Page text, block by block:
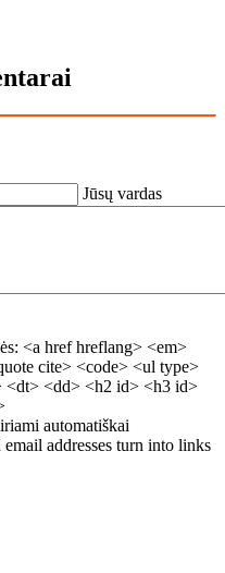
Jūsų vardas
<a href hreflang> <em>
cite> <code> <ul type>
<dt> <dd> <h2 id> <h3 id>
automatiškai
email addresses turn into links